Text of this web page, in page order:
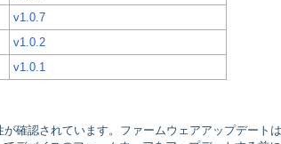
v1.0.7
v1.0.2
v1.0.1
確認されています。ファームウェアアップデート